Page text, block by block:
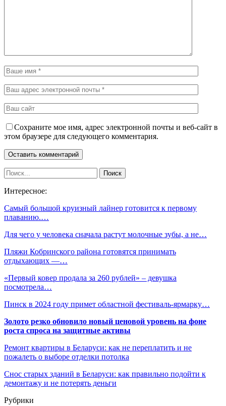
Сохраните мое имя, адрес электронной почты и веб-сайт в
этом браузере для следующего комментария.
Интересное:
Самый большой круизный лайнер готовится к первому
плаванию.…
Для чего у человека сначала растут молочные зубы, а не…
Пляжи Кобринского района готовятся принимать
отдыхающих —…
«Первый ковер продала за 260 рублей» – девушка
посмотрела…
Пинск в 2024 году примет областной фестиваль-ярмарку…
Золото резко обновило новый ценовой уровень на фоне
роста спроса на защитные активы
Ремонт квартиры в Беларуси: как не переплатить и не
пожалеть о выборе отделки потолка
Снос старых зданий в Беларуси: как правильно подойти к
демонтажу и не потерять деньги
Рубрики